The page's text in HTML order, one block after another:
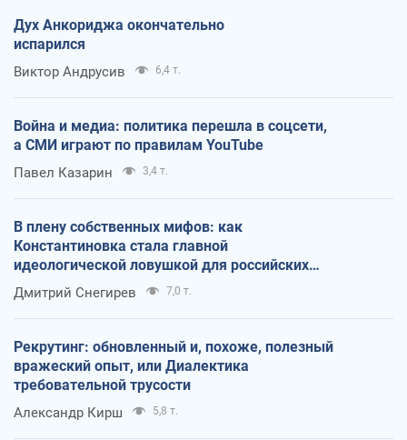
Дух Анкориджа окончательно
испарился
Виктор Андрусив 6,4 т.
Война и медиа: политика перешла в соцсети,
а СМИ играют по правилам YouTube
Павел Казарин 3,4 т.
В плену собственных мифов: как
Константиновка стала главной
идеологической ловушкой для российских
оккупантов
Дмитрий Снегирев 7,0 т.
Рекрутинг: обновленный и, похоже, полезный
вражеский опыт, или Диалектика
требовательной трусости
Александр Кирш 5,8 т.